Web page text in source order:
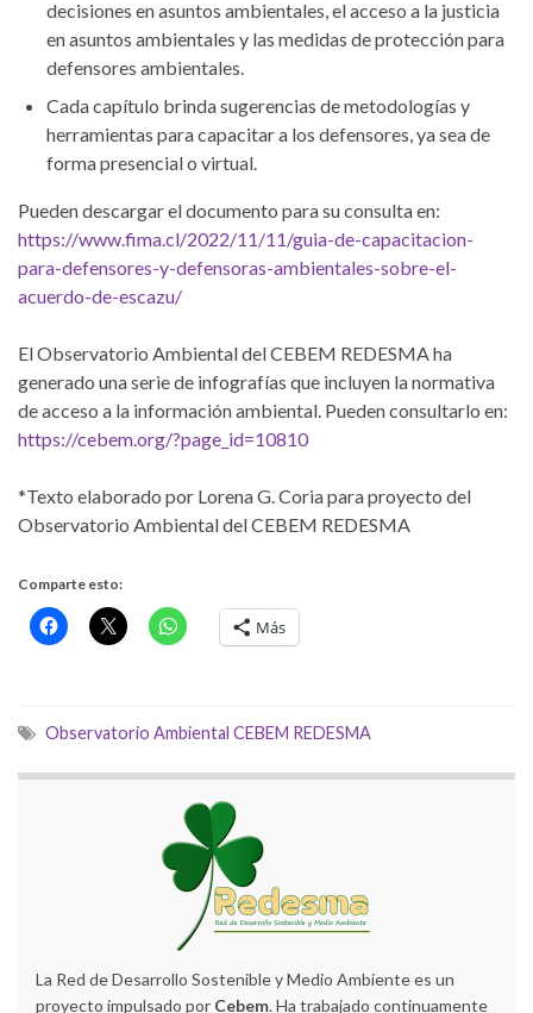
decisiones en asuntos ambientales, el acceso a la justicia
en asuntos ambientales y las medidas de protección para
defensores ambientales.
Cada capítulo brinda sugerencias de metodologías y
herramientas para capacitar a los defensores, ya sea de
forma presencial o virtual.
Pueden descargar el documento para su consulta en:
https://www.fima.cl/2022/11/11/guia-de-capacitacion-
para-defensores-y-defensoras-ambientales-sobre-el-
acuerdo-de-escazu/
El Observatorio Ambiental del CEBEM REDESMA ha
generado una serie de infografías que incluyen la normativa
de acceso a la información ambiental. Pueden consultarlo en:
https://cebem.org/?page_id=10810
*Texto elaborado por Lorena G. Coria para proyecto del
Observatorio Ambiental del CEBEM REDESMA
Comparte esto:
Más
Observatorio Ambiental CEBEM REDESMA
La Red de Desarrollo Sostenible y Medio Ambiente es un
proyecto impulsado por Cebem. Ha trabajado continuamente